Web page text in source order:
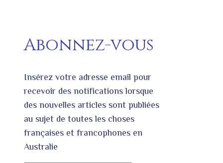
Abonnez-vous
Insérez votre adresse email pour
recevoir des notifications lorsque
des nouvelles articles sont publiées
au sujet de toutes les choses
françaises et francophones en
Australie